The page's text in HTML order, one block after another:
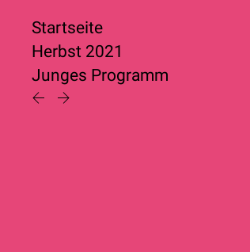
Startseite
Herbst 2021
Junges Programm